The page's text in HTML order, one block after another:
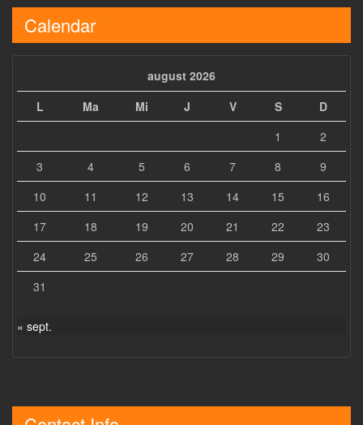
Calendar
august 2026
L
Ma Mi J V S
D
1
2
3
4 5 6 7 8
9
10
11 12 13 14 15
16
17
18 19 20 21 22
23
24
25 26 27 28 29
30
31
« sept.